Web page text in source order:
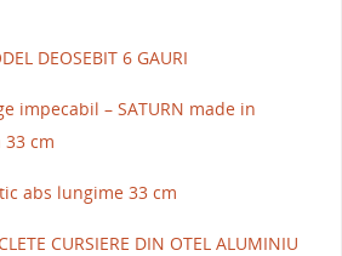
DEOSEBIT 6 GAURI
impecabil – SATURN made in
cm
abs lungime 33 cm
CURSIERE DIN OTEL ALUMINIU